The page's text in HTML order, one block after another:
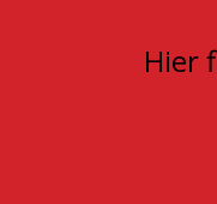
Hier